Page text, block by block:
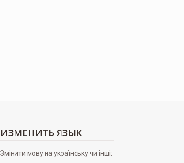
ИЗМЕНИТЬ ЯЗЫК
Змінити мову на українську чи інші: